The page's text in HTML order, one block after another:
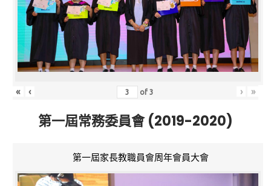
« ‹ of3 › »
第一屆常務委員會 (2019-2020)
第一屆家長教職員會周年會員大會